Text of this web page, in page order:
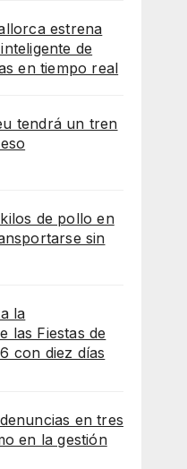
estrena
de
en tiempo real
tendrá un tren
de pollo en
sin
la
las Fiestas de
con diez días
en tres
en la gestión